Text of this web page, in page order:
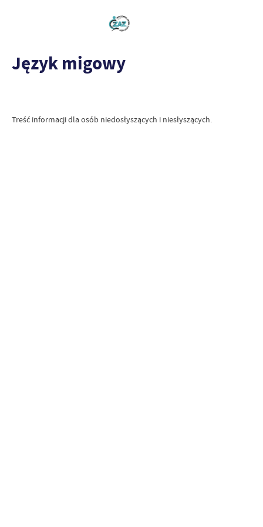
Język migowy
Treść informacji dla osób niedosłyszących i niesłyszących.